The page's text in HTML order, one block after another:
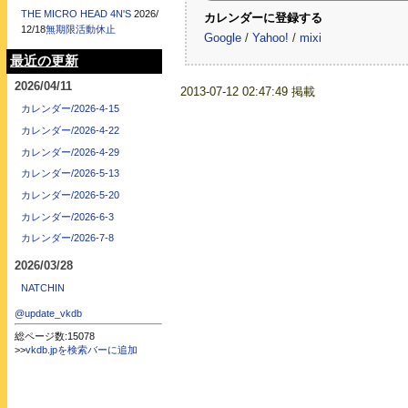
カレンダーに登録する
Google/ Yahoo! / mixi
2013-07-12 02:47:49 掲載
THE MICRO HEAD 4N'S 2026/
12/18無期限活動休止
最近の更新
2026/04/11
カレンダー/2026-4-15
カレンダー/2026-4-22
カレンダー/2026-4-29
カレンダー/2026-5-13
カレンダー/2026-5-20
カレンダー/2026-6-3
カレンダー/2026-7-8
2026/03/28
NATCHIN
@update_vkdb
総ページ数:15078
>>vkdb.jpを検索バーに追加